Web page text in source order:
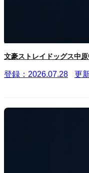
文豪ストレイドッグス中
登録：2026.07.28 更